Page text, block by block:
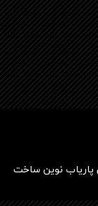
نوین ساخت